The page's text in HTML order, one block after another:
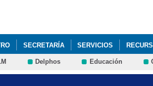
SECRETARÍA SERVICIOS
Delphos Educación